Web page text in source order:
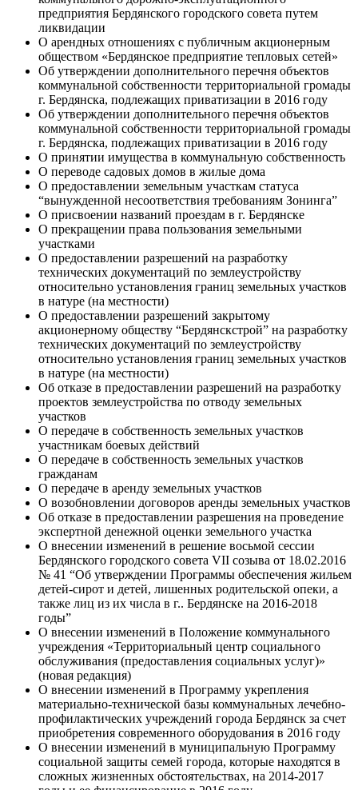
предприятия Бердянского городского совета путем
ликвидации
О арендных отношениях с публичным акционерным
обществом «Бердянское предприятие тепловых сетей»
Об утверждении дополнительного перечня объектов
коммунальной собственности территориальной громады
г. Бердянска, подлежащих приватизации в 2016 году
Об утверждении дополнительного перечня объектов
коммунальной собственности территориальной громады
г. Бердянска, подлежащих приватизации в 2016 году
О принятии имущества в коммунальную собственность
О переводе садовых домов в жилые дома
О предоставлении земельным участкам статуса
“вынужденной несоответствия требованиям Зонинга”
О присвоении названий проездам в г. Бердянске
О прекращении права пользования земельными
участками
О предоставлении разрешений на разработку
технических документаций по землеустройству
относительно установления границ земельных участков
в натуре (на местности)
О предоставлении разрешений закрытому
акционерному обществу “Бердянскстрой” на разработку
технических документаций по землеустройству
относительно установления границ земельных участков
в натуре (на местности)
Об отказе в предоставлении разрешений на разработку
проектов землеустройства по отводу земельных
участков
О передаче в собственность земельных участков
участникам боевых действий
О передаче в собственность земельных участков
гражданам
О передаче в аренду земельных участков
О возобновлении договоров аренды земельных участков
Об отказе в предоставлении разрешения на проведение
экспертной денежной оценки земельного участка
О внесении изменений в решение восьмой сессии
Бердянского городского совета VII созыва от 18.02.2016
№ 41 “Об утверждении Программы обеспечения жильем
детей-сирот и детей, лишенных родительской опеки, а
также лиц из их числа в г.. Бердянске на 2016-2018
годы”
О внесении изменений в Положение коммунального
учреждения «Территориальный центр социального
обслуживания (предоставления социальных услуг)»
(новая редакция)
О внесении изменений в Программу укрепления
материально-технической базы коммунальных лечебно-
профилактических учреждений города Бердянск за счет
приобретения современного оборудования в 2016 году
О внесении изменений в муниципальную Программу
социальной защиты семей города, которые находятся в
сложных жизненных обстоятельствах, на 2014-2017